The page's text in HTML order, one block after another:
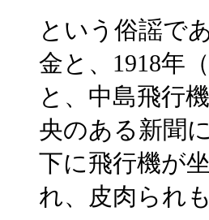
という俗謡で
金と、1918年
と、中島飛行
央のある新聞
下に飛行機が
れ、皮肉られ